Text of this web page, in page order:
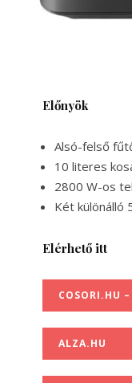
Előnyök
Alsó-felső
10 literes
2800 W-os
Két különálló
Elérhető itt
COSORI.HU
ALZA.HU